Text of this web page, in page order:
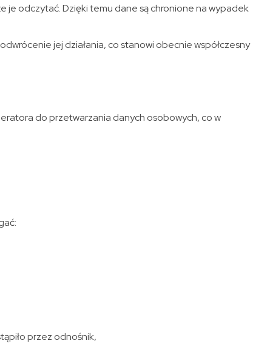
je odczytać. Dzięki temu dane są chronione na wypadek
jej działania, co stanowi obecnie współczesny
do przetwarzania danych osobowych, co w
przez odnośnik,